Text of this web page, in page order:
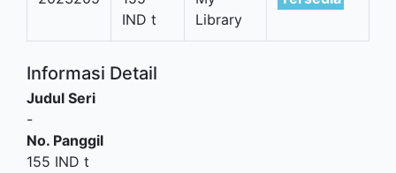
IND t
Library
Informasi Detail
Judul Seri
-
No. Panggil
155 IND t